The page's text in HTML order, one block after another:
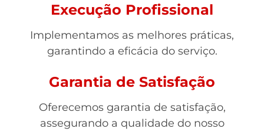
Execução Profissional
Implementamos as melhores práticas,
garantindo a eficácia do serviço.
Garantia de Satisfação
Oferecemos garantia de satisfação,
assegurando a qualidade do nosso